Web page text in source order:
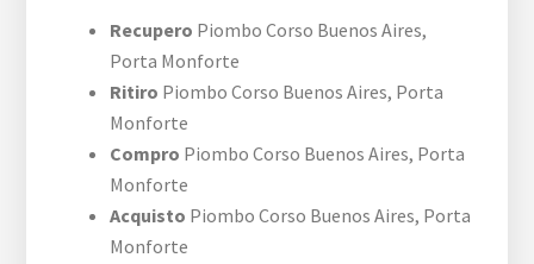
Recupero Piombo ​Corso Buenos Aires,​
Porta Monforte
Ritiro Piombo ​Corso Buenos Aires,​ Porta
Monforte
Compro Piombo ​Corso Buenos Aires,​ Porta
Monforte
Acquisto Piombo ​Corso Buenos Aires,​ Porta
Monforte